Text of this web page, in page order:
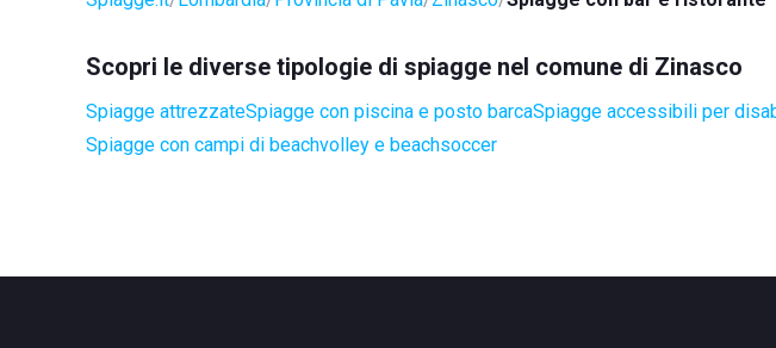
Scopri le diverse tipologie di spiagge nel comune di Zinasco
Spiagge attrezzateSpiagge con piscina e posto barcaSpiagge accessibili per
Spiagge con campi di beachvolley e beachsoccer